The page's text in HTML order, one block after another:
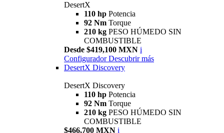
DesertX
110 hp Potencia
92 Nm Torque
210 kg PESO HÚMEDO SIN
COMBUSTIBLE
Desde $419,100 MXN i
Configurador Descubrir más
DesertX Discovery
DesertX Discovery
110 hp Potencia
92 Nm Torque
210 kg PESO HÚMEDO SIN
COMBUSTIBLE
$466,700 MXN i